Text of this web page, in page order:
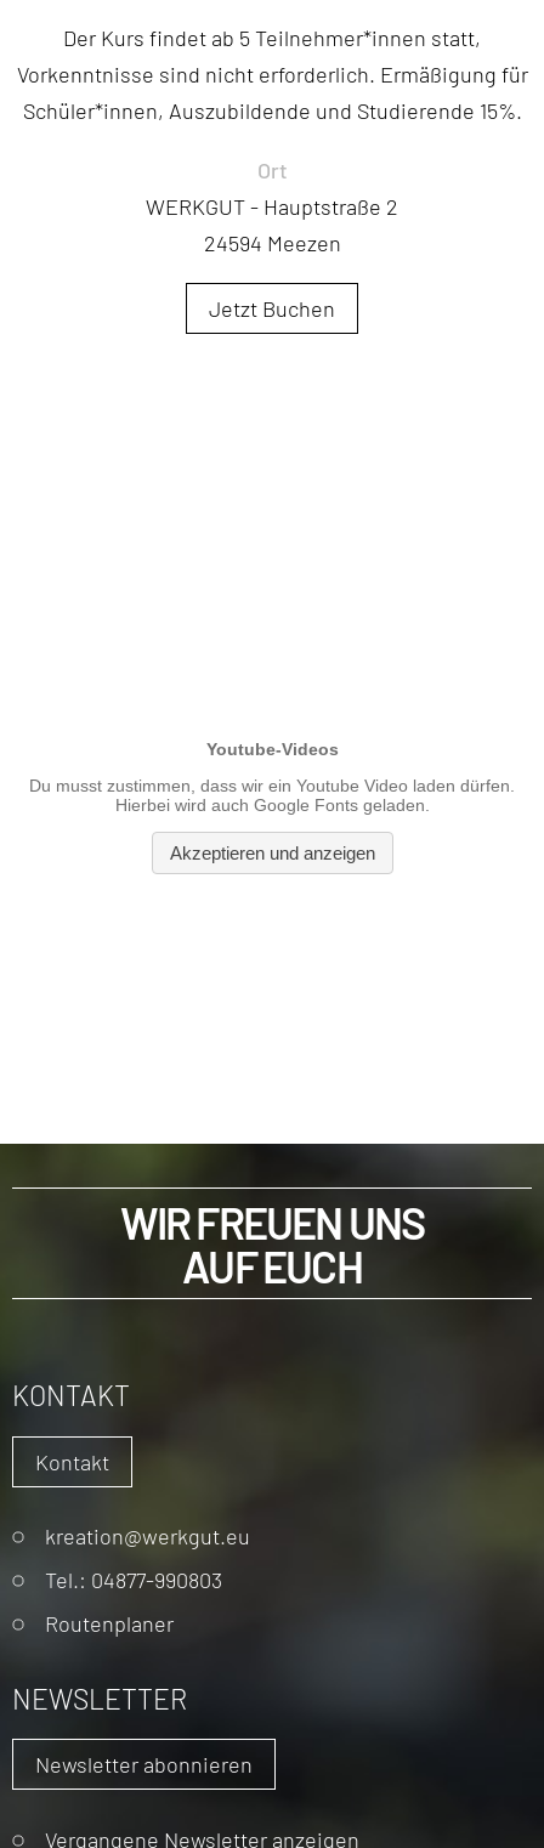
Der Kurs findet ab 5 Teilnehmer*innen statt,
Vorkenntnisse sind nicht erforderlich. Ermäßigung für
Schüler*innen, Auszubildende und Studierende 15%.
Ort
WERKGUT - Hauptstraße 2
24594 Meezen
Jetzt Buchen
WIR FREUEN UNS
AUF EUCH
KONTAKT
Kontakt
Navigation
überspringen
kreation@werkgut.eu
Tel.: 04877-990803
Routenplaner
NEWSLETTER
Newsletter abonnieren
Vergangene Newsletter anzeigen